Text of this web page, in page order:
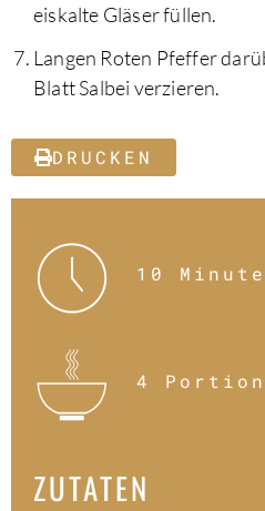
eiskalte Gläser füllen.
Langen Roten Pfeffer
Blatt Salbei verzieren.
DRUCKEN
10
4
ZUTATEN